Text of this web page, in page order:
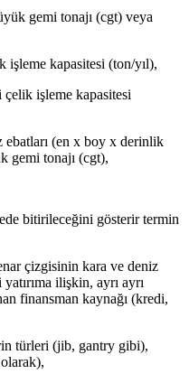
gemi tonajı (cgt) veya
işleme kapasitesi (ton/yıl),
çelik işleme kapasitesi
ebatları (en x boy x derinlik
gemi tonajı (cgt),
bitirileceğini gösterir termin
çizgisinin kara ve deniz
ilişkin, ayrı ayrı
finansman kaynağı (kredi,
türleri (jib, gantry gibi),